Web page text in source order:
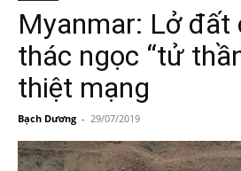
Myanmar: Lở đất
thác ngọc “tử
thiệt mạng
Bạch Dương - 29/07/2019